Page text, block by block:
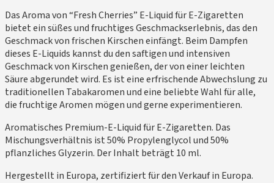
Das Aroma von “Fresh Cherries” E-Liquid für E-Zigaretten
bietet ein süßes und fruchtiges Geschmackserlebnis, das den
Geschmack von frischen Kirschen einfängt. Beim Dampfen
dieses E-Liquids kannst du den saftigen und intensiven
Geschmack von Kirschen genießen, der von einer leichten
Säure abgerundet wird. Es ist eine erfrischende Abwechslung zu
traditionellen Tabakaromen und eine beliebte Wahl für alle,
die fruchtige Aromen mögen und gerne experimentieren.
Aromatisches Premium-E-Liquid für E-Zigaretten. Das
Mischungsverhältnis ist 50% Propylenglycol und 50%
pflanzliches Glyzerin. Der Inhalt beträgt 10 ml.
Hergestellt in Europa, zertifiziert für den Verkauf in Europa.